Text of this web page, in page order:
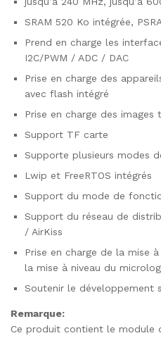
SRAM 520 Ko intégrée,
Prend en charge les
I2C/PWM / ADC / DAC
Prise en charge des
avec flash intégré
Prise en charge des images
Support TF carte
Supporte plusieurs modes
Lwip et FreeRTOS intégrés
Support du mode de
Support du réseau de
/ AirKiss
Prise en charge de la mise
la mise à niveau du
Soutenir le développement
Remarque:
Ce produit contient le module